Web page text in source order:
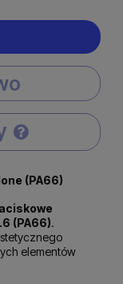
płatności
(PA66)
(PA66).
elementów